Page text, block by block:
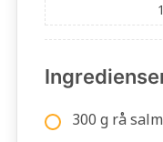
300 g rå